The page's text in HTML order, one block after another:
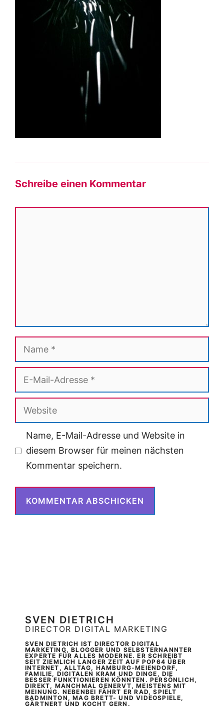
Schreibe einen Kommentar
Website
Name, E-Mail-Adresse und Website in
diesem Browser für meinen nächsten
Kommentar speichern.
SVEN DIETRICH
DIRECTOR DIGITAL MARKETING
SVEN DIETRICH IST DIRECTOR DIGITAL
MARKETING, BLOGGER UND SELBSTERNANNTER
EXPERTE FÜR ALLES MODERNE. ER SCHREIBT
SEIT ZIEMLICH LANGER ZEIT AUF POP64 ÜBER
INTERNET, ALLTAG, HAMBURG-MEIENDORF,
FAMILIE, DIGITALEN KRAM UND DINGE, DIE
BESSER FUNKTIONIEREN KÖNNTEN. PERSÖNLICH,
DIREKT, MANCHMAL GENERVT, MEISTENS MIT
MEINUNG. NEBENBEI FÄHRT ER RAD, SPIELT
BADMINTON, MAG BRETT- UND VIDEOSPIELE,
GÄRTNERT UND KOCHT GERN.